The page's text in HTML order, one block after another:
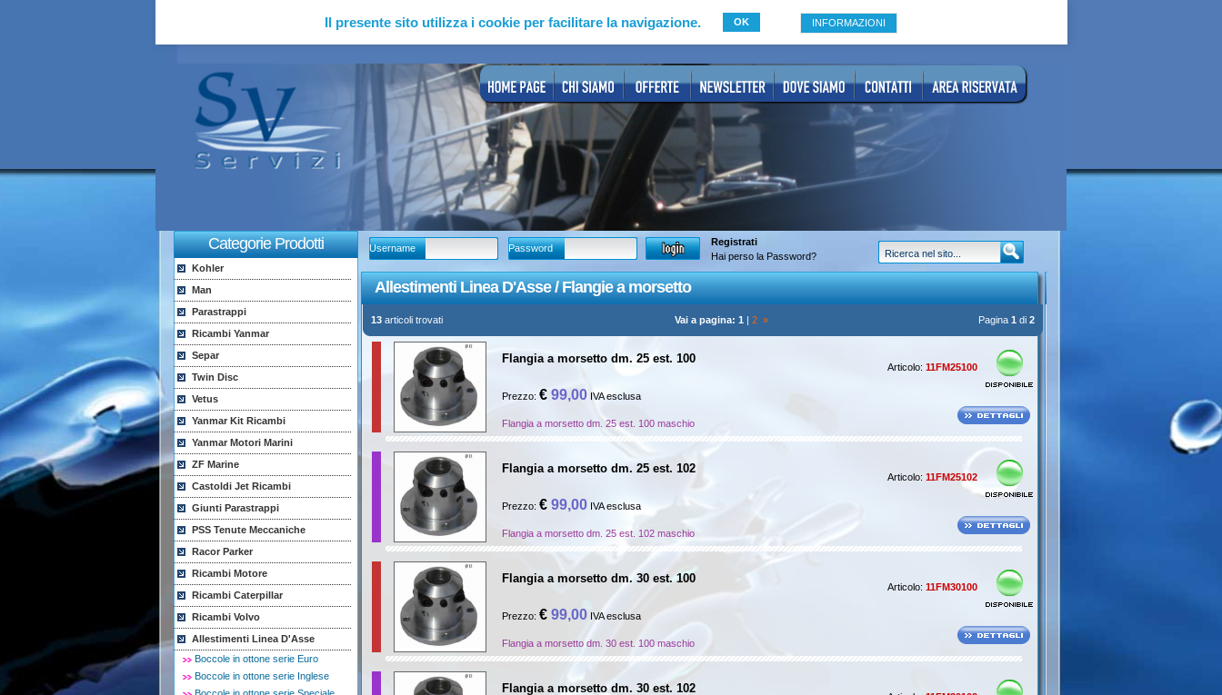
Il presente sito utilizza i cookie per facilitare la navigazione. OK INFORMAZIONI
Categorie Prodotti
Kohler
Man
Parastrappi
Ricambi Yanmar
Separ
Twin Disc
Vetus
Yanmar Kit Ricambi
Yanmar Motori Marini
ZF Marine
Castoldi Jet Ricambi
Giunti Parastrappi
PSS Tenute Meccaniche
Racor Parker
Ricambi Motore
Ricambi Caterpillar
Ricambi Volvo
Allestimenti Linea D'Asse
Boccole in ottone serie Euro
Boccole in ottone serie Inglese
Username Password
Registrati
Hai perso la Password?
Allestimenti Linea D'Asse / Flangie a morsetto
13articoli trovati Vai a pagina: 1 | 2 » Pagina 1 di 2
Flangia a morsetto dm. 25 est. 100
Prezzo: € 99,00 IVA esclusa
Flangia a morsetto dm. 25 est. 100 maschio
Articolo: 11FM25100
Flangia a morsetto dm. 25 est. 102
Prezzo: € 99,00 IVA esclusa
Flangia a morsetto dm. 25 est. 102 maschio
Articolo: 11FM25102
Flangia a morsetto dm. 30 est. 100
Prezzo: € 99,00 IVA esclusa
Flangia a morsetto dm. 30 est. 100 maschio
Articolo: 11FM30100
Flangia a morsetto dm. 30 est. 102